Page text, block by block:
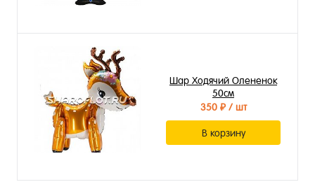
Шар Ходячий Олененок
50см
350 ₽/ шт
В корзину